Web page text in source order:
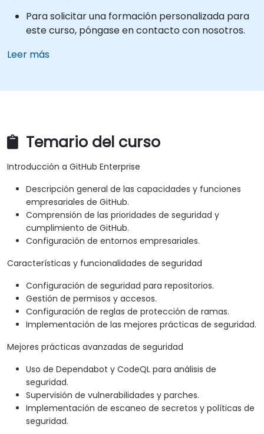
Para solicitar una formación personalizada para
este curso, póngase en contacto con nosotros.
Leer más
Temario del curso
Introducción a GitHub Enterprise
Descripción general de las capacidades y funciones
empresariales de GitHub.
Comprensión de las prioridades de seguridad y
cumplimiento de GitHub.
Configuración de entornos empresariales.
Características y funcionalidades de seguridad
Configuración de seguridad para repositorios.
Gestión de permisos y accesos.
Configuración de reglas de protección de ramas.
Implementación de las mejores prácticas de seguridad.
Mejores prácticas avanzadas de seguridad
Uso de Dependabot y CodeQL para análisis de
seguridad.
Supervisión de vulnerabilidades y parches.
Implementación de escaneo de secretos y políticas de
seguridad.